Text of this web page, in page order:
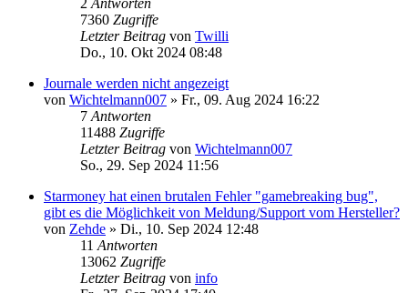
7360 Zugriffe
Letzter Beitrag von Twilli
Do., 10. Okt 2024 08:48
Journale werden nicht angezeigt
von Wichtelmann007 » Fr., 09. Aug 2024 16:22
7 Antworten
11488 Zugriffe
Letzter Beitrag von Wichtelmann007
So., 29. Sep 2024 11:56
Starmoney hat einen brutalen Fehler "gamebreaking bug",
gibt es die Möglichkeit von Meldung/Support vom Hersteller?
von Zehde » Di., 10. Sep 2024 12:48
11 Antworten
13062 Zugriffe
Letzter Beitrag von info